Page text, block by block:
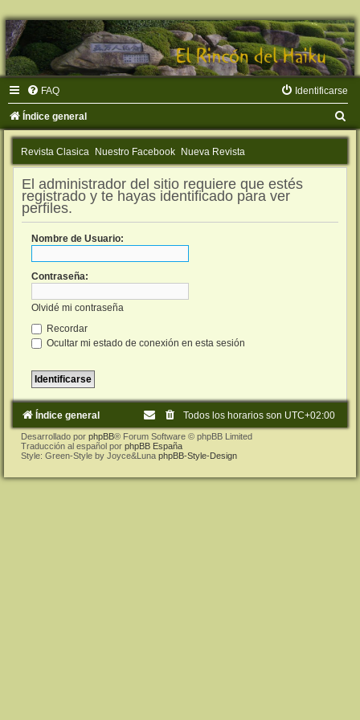
FAQ Identificarse
Índice general
u
Revista Clasica Nuestro Facebook Nueva Revista
El administrador del sitio requiere que estés
registrado y te hayas identificado para ver
perfiles.
Nombre de Usuario:
Contraseña:
Olvidé mi contraseña
Recordar
Ocultar mi estado de conexión en esta sesión
Índice general Todos los horarios son UTC+02:00
Desarrollado por phpBB® Forum Software © phpBB Limited
Traducción al español por phpBB España
Style: Green-Style by Joyce&Luna phpBB-Style-Design